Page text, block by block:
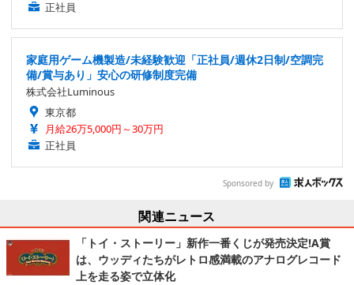
正社員
家庭用ゲーム機製造/未経験歓迎「正社員/週休2日制/空調完
備/賞与あり」安心の研修制度完備
株式会社Luminous
東京都
月給26万5,000円～30万円
正社員
Sponsored by
関連ニュース
「トイ・ストーリー」新作一番くじが発売決定!A賞
は、ウッディたちがレトロ感満載のアナログレコード
上を走る姿で立体化